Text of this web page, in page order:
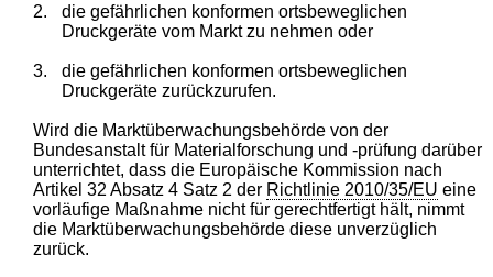
2.
die gefährlichen konformen ortsbeweglichen
Druckgeräte vom Markt zu nehmen oder
3.
die gefährlichen konformen ortsbeweglichen
Druckgeräte zurückzurufen.
Wird die Marktüberwachungsbehörde von der
Bundesanstalt für Materialforschung und -prüfung darüber
unterrichtet, dass die Europäische Kommission nach
Artikel 32 Absatz 4 Satz 2 der Richtlinie 2010/35/EU eine
vorläufige Maßnahme nicht für gerechtfertigt hält, nimmt
die Marktüberwachungsbehörde diese unverzüglich
zurück.